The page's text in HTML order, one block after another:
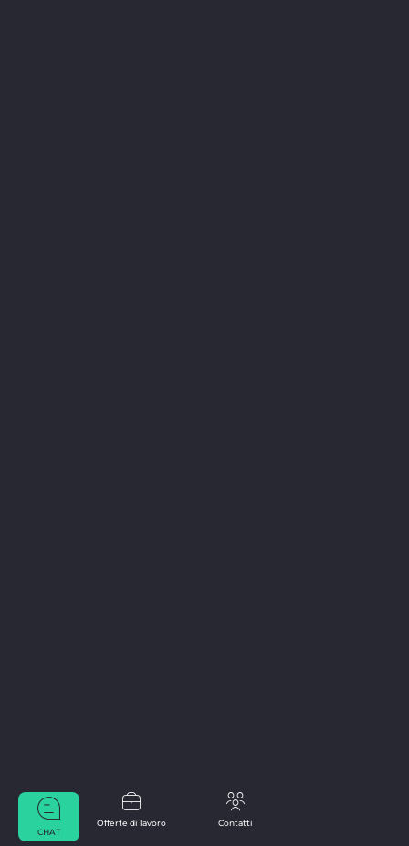
Offerte di lavoro
Contatti
CHAT